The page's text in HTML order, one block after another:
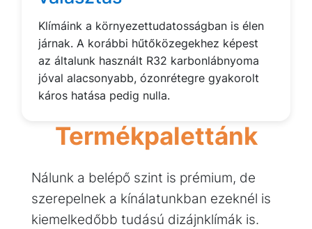
Klímáink a környezettudatosságban is élen
járnak. A korábbi hűtőközegekhez képest
az általunk használt R32 karbonlábnyoma
jóval alacsonyabb, ózonrétegre gyakorolt
káros hatása pedig nulla.
Termékpalettánk
Nálunk a belépő szint is prémium, de
szerepelnek a kínálatunkban ezeknél is
kiemelkedőbb tudású dizájnklímák is.